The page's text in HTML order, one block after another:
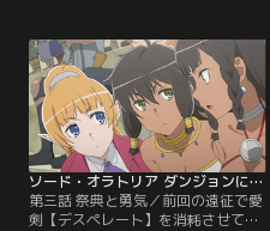
が、ここにもひとり……。レフィー
ヤ・ウィリディス--ロキ・ファミリ
アに所属するエルフの魔道士。彼女
はダンジョン深層にうごめく怪物
（モンスター）への恐怖に囚われ、
その並外れた魔力を…。【提供：バ
ンダイチャンネル】
ソード・オラトリア ダンジョンに出会いを求めるのは間違っているだろうか外伝 第03話
第三話 祭典と勇気／前回の遠征で愛
剣【デスペレート】を消耗させてし